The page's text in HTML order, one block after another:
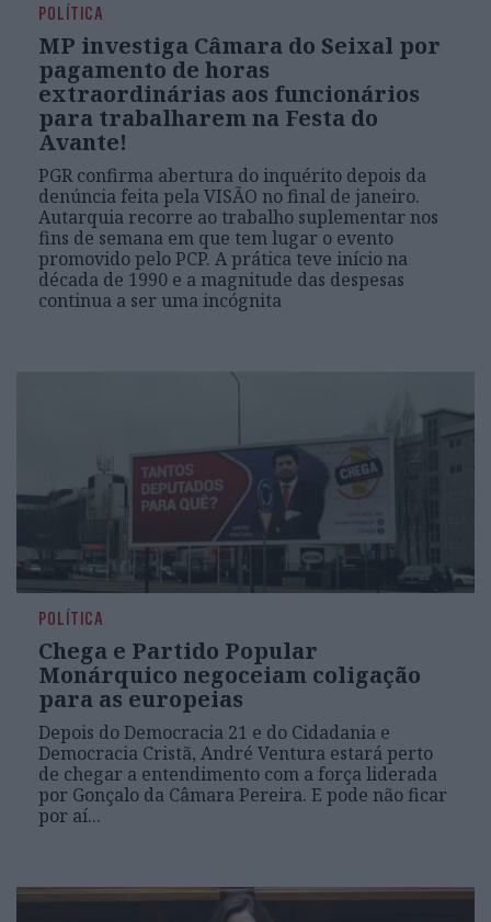
POLÍTICA
MP investiga Câmara do Seixal por
pagamento de horas
extraordinárias aos funcionários
para trabalharem na Festa do
Avante!
PGR confirma abertura do inquérito depois da
denúncia feita pela VISÃO no final de janeiro.
Autarquia recorre ao trabalho suplementar nos
fins de semana em que tem lugar o evento
promovido pelo PCP. A prática teve início na
década de 1990 e a magnitude das despesas
continua a ser uma incógnita
POLÍTICA
Chega e Partido Popular
Monárquico negoceiam coligação
para as europeias
Depois do Democracia 21 e do Cidadania e
Democracia Cristã, André Ventura estará perto
de chegar a entendimento com a força liderada
por Gonçalo da Câmara Pereira. E pode não ficar
por aí...